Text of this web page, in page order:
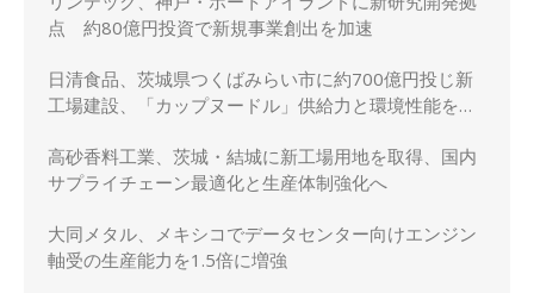
点 約80億円投資で新規事業創出を加速
日清食品、茨城県つくばみらい市に約700億円投じ新
工場建設、「カップヌードル」供給力と環境性能を強
高砂香料工業、茨城・結城に新工場用地を取得、国内
サプライチェーン最適化と生産体制強化へ
大同メタル、メキシコでデータセンター向けエンジン
軸受の生産能力を1.5倍に増強